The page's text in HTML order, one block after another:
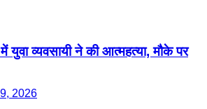
में युवा व्यवसायी ने की आत्महत्या, मौके पर
2026